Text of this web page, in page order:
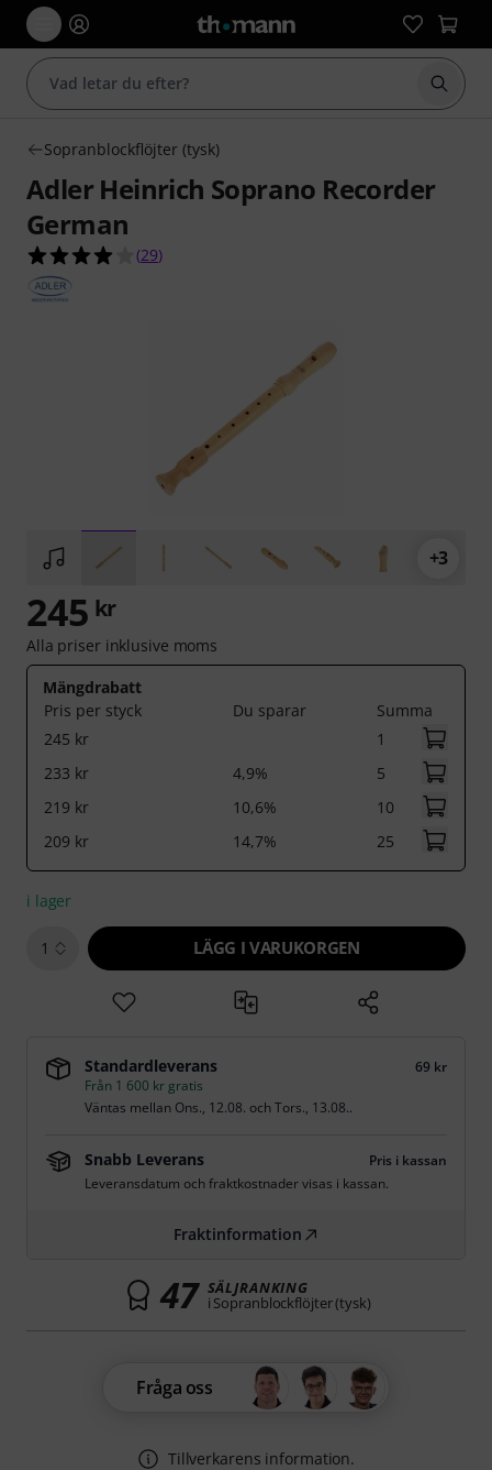
Börja
Sopranblockflöjter (tysk)
Adler Heinrich Soprano Recorder
German
3.9 av 5 stjärnor från 29 kundbetyg
(29)
+3
245 kr
Alla priser inklusive moms
Mängdrabatt
Pris per styck
Du sparar
Summa
245 kr
1
233 kr
4,9%
5
219 kr
10,6%
10
209 kr
14,7% 25
i lager
1 LÄGG I VARUKORGEN
Standardleverans
69 kr
Från 1 600 kr gratis
Väntas mellan Ons., 12.08. ochTors., 13.08..
Snabb Leverans
Pris i kassan
Leveransdatum och fraktkostnader visas i kassan.
Fraktinformation
47 SÄLJRANKING
i Sopranblockflöjter (tysk)
Fråga oss
Tillverkarens information.